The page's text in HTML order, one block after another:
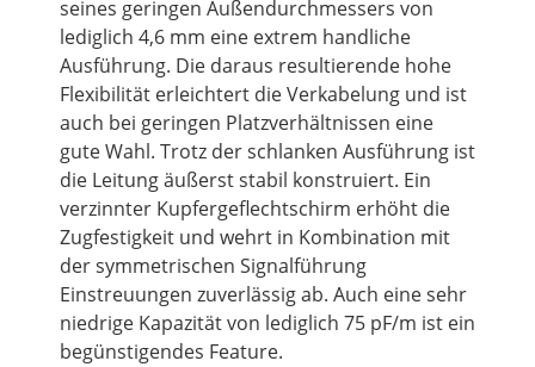
seines geringen Außendurchmessers von
lediglich 4,6 mm eine extrem handliche
Ausführung. Die daraus resultierende hohe
Flexibilität erleichtert die Verkabelung und ist
auch bei geringen Platzverhältnissen eine
gute Wahl. Trotz der schlanken Ausführung ist
die Leitung äußerst stabil konstruiert. Ein
verzinnter Kupfergeflechtschirm erhöht die
Zugfestigkeit und wehrt in Kombination mit
der symmetrischen Signalführung
Einstreuungen zuverlässig ab. Auch eine sehr
niedrige Kapazität von lediglich 75 pF/m ist ein
begünstigendes Feature.